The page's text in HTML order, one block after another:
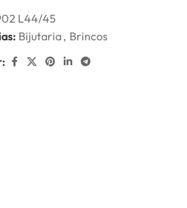
L44/45
Bijutaria, Brincos